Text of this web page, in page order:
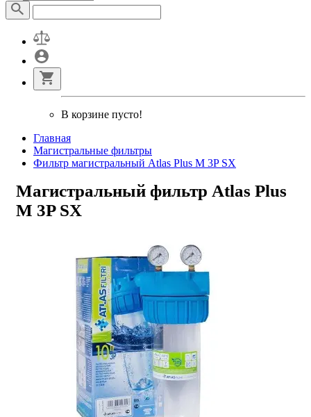
В корзине пусто!
Главная
Магистральные фильтры
Фильтр магистральный Atlas Plus M 3P SX
Магистральный фильтр Atlas Plus
M 3P SX